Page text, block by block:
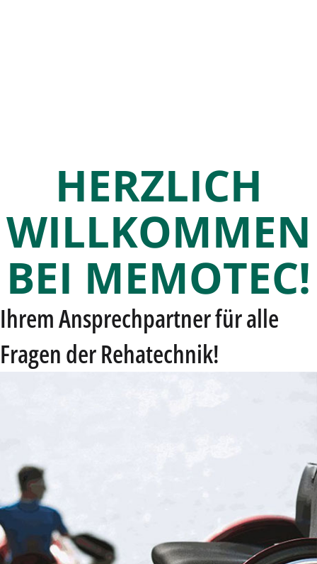
HERZLICH
WILLKOMMEN
BEI MEMOTEC!
Ihrem Ansprechpartner für alle
Fragen der Rehatechnik!